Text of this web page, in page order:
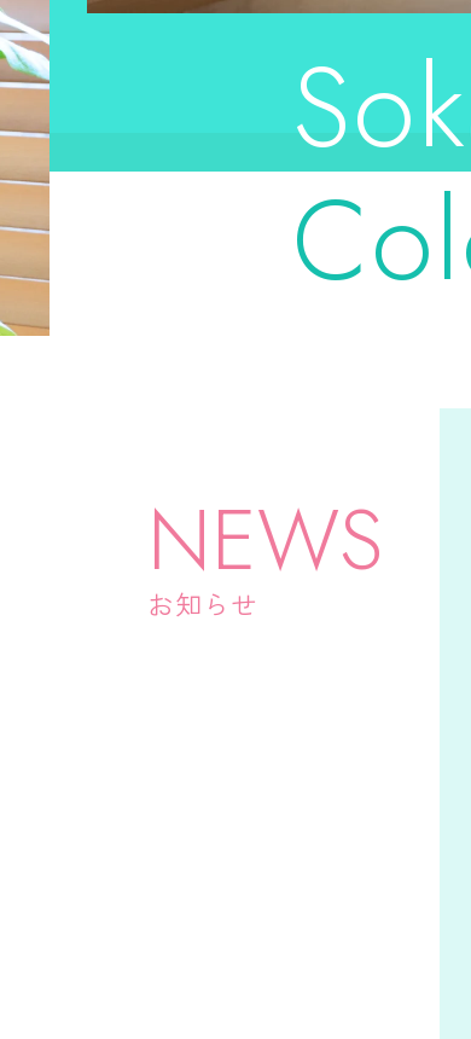
NEWS
お知らせ